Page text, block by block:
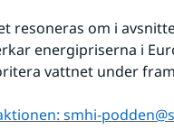
resoneras om i
energipriserna i
vattnet under
smhi-